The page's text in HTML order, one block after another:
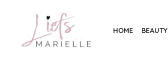
content
HOME BEAUTY